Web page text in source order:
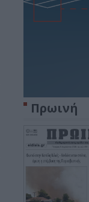
Πρωινή